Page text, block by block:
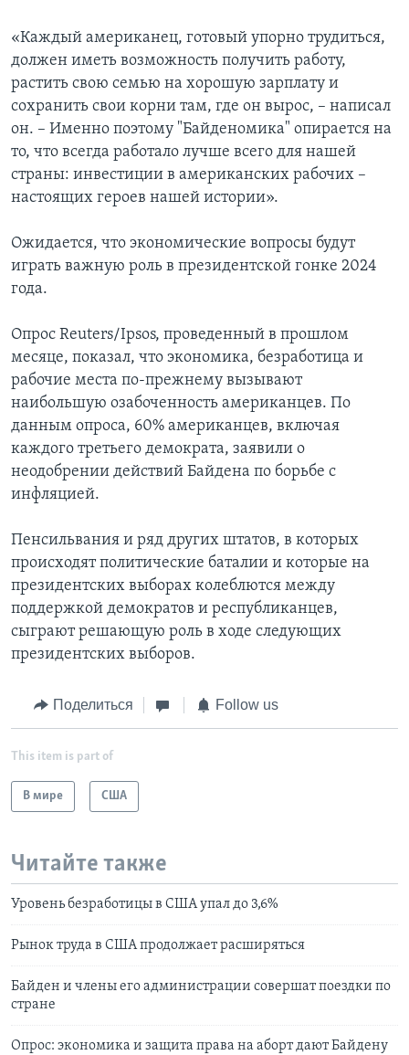
«Каждый американец, готовый упорно трудиться,
должен иметь возможность получить работу,
растить свою семью на хорошую зарплату и
сохранить свои корни там, где он вырос, – написал
он. – Именно поэтому "Байденомика" опирается на
то, что всегда работало лучше всего для нашей
страны: инвестиции в американских рабочих –
настоящих героев нашей истории».
Ожидается, что экономические вопросы будут
играть важную роль в президентской гонке 2024
года.
Опрос Reuters/Ipsos, проведенный в прошлом
месяце, показал, что экономика, безработица и
рабочие места по-прежнему вызывают
наибольшую озабоченность американцев. По
данным опроса, 60% американцев, включая
каждого третьего демократа, заявили о
неодобрении действий Байдена по борьбе с
инфляцией.
Пенсильвания и ряд других штатов, в которых
происходят политические баталии и которые на
президентских выборах колеблются между
поддержкой демократов и республиканцев,
сыграют решающую роль в ходе следующих
президентских выборов.
Поделиться Follow us
This item is part of
В мире США
Читайте также
Уровень безработицы в США упал до 3,6%
Рынок труда в США продолжает расширяться
Байден и члены его администрации совершат поездки по
стране
Опрос: экономика и защита права на аборт дают Байдену